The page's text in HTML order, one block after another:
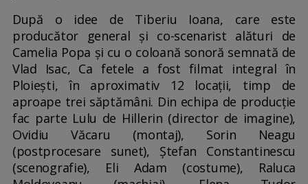
După o idee de Tiberiu Ioana, care este
producător general și co-scenarist alături de
Camelia Popa și cu o coloană sonoră semnată de
Vlad Isac, Ca fetele a fost filmat integral în
Ploiești, în aproximativ 12 locații, timp de
aproape trei săptămâni. Din echipa de producție
fac parte Lulu de Hillerin (director de imagine),
Ovidiu Văcaru (montaj), Sorin Neagu
(postprocesare sunet), Ștefan Constantinescu
(scenografie), Eli Adam (costume), Raluca